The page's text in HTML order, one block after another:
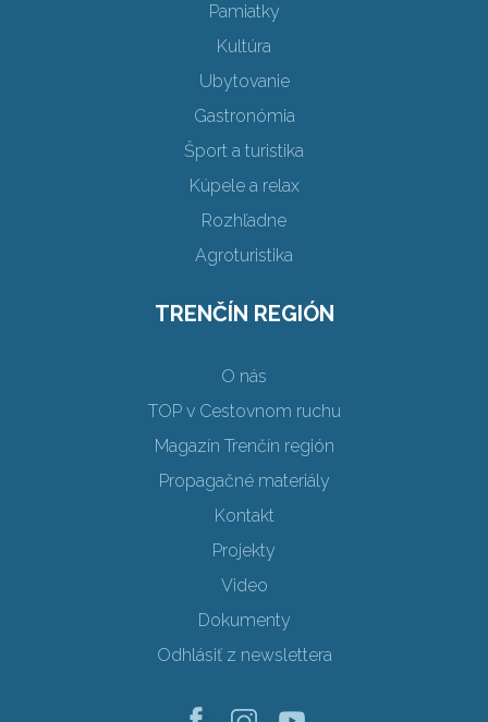
Pamiatky
Kultúra
Ubytovanie
Gastronómia
Šport a turistika
Kúpele a relax
Rozhľadne
Agroturistika
TRENČÍN REGIÓN
O nás
TOP v Cestovnom ruchu
Magazín Trenčín región
Propagačné materiály
Kontakt
Projekty
Video
Dokumenty
Odhlásiť z newslettera